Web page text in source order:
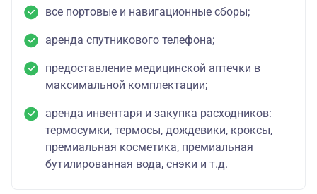
все портовые и навигационные сборы;
аренда спутникового телефона;
предоставление медицинской аптечки в
максимальной комплектации;
аренда инвентаря и закупка расходников:
термосумки, термосы, дождевики, кроксы,
премиальная косметика, премиальная
бутилированная вода, снэки и т.д.